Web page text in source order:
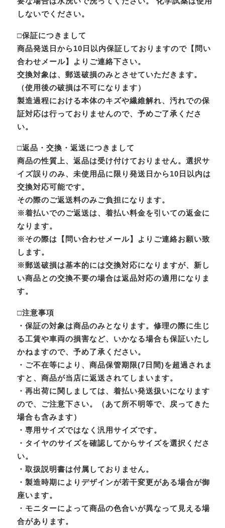
しないでください。
□保証につきまして
商品発送日から10日以内保証しておりますので【問い
合わせメール】よりご連絡下さい。
交換対象は、郵送破損のみとさせていただきます。
（使用後の破損は不可になります）
製造過程における本体のキズや繊維解れ、汚れでの保
証対応は行っておりませんので、予めご了承くださ
い。
□返品・交換・返送につきまして
商品の性質上、返品は受け付けておりません。選択サ
イズ誤りのみ、未使用品に限り発送日から10日以内は
交換対応可能です。
その際のご返送料のみご負担になります。
※着払いでのご返送は、着払い料金を引いての返金に
なります。
※その際は【問い合わせメール】よりご連絡お願い致
します。
※郵送破損は基本的には交換対応になりますが、新し
い商品との交換不要の場合は返品対応の適用になりま
す。
□注意事項
・保証の対象は商品のみとなります。修理の際に生じ
る工賃や車両の損害など、いかなる場合も保証いたし
かねますので、予め了承ください。
・ご不在等により、商品保管期限(7日間)を超過されま
すと、商品が当店に返送されてしまいます。
・再出荷に関しましては、着払い発送扱いになります
ので、ご注意下さい。（あて所不明等で、戻ってきた
場合も含みます）
・専用サイズではなく汎用サイズです。
・タイヤのサイズを確認してからサイズを選択くださ
い。
・取扱説明書は付属しておりません。
・製造時期によりデザインが若干変更がある場合が御
座います。
・モニターによって商品の色合いが異なって見える場
合があります。